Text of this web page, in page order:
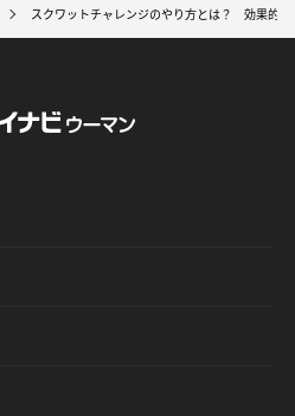
スクワットチャレンジのやり方とは？ 効果的に